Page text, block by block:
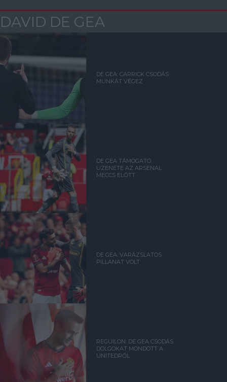
DAVID DE GEA
DE GEA: CARRICK CSODÁS
MUNKÁT VÉGEZ
DE GEA TÁMOGATÓ
ÜZENETE AZ ARSENAL
MECCS ELŐTT
DE GEA: VARÁZSLATOS
PILLANAT VOLT
REGUILON: DE GEA CSODÁS
DOLGOKAT MONDOTT A
UNITEDRŐL